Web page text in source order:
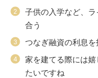
子供の入学など、
合う
つなぎ融資の利息
家を建てる際には
たいですね